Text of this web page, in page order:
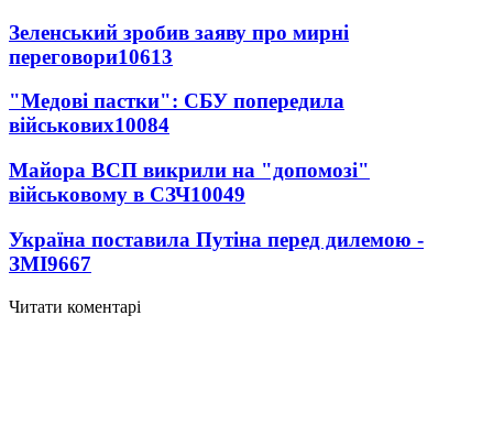
Зеленський зробив заяву про мирні
переговори10613
"Медові пастки": СБУ попередила
військових10084
Майора ВСП викрили на "допомозі"
військовому в СЗЧ10049
Україна поставила Путіна перед дилемою -
ЗМІ9667
Читати коментарі